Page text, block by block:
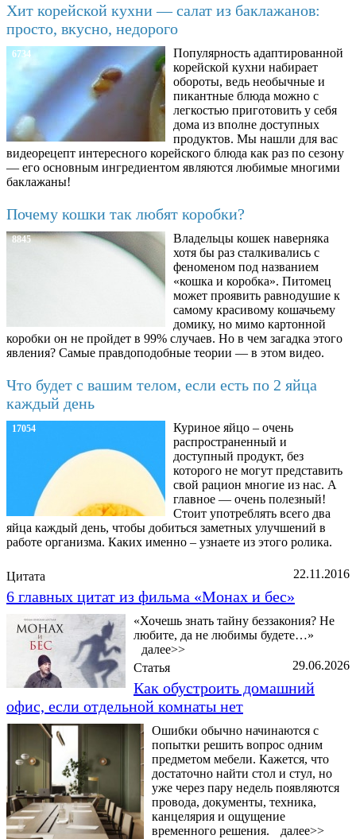
Хит корейской кухни — салат из баклажанов:
просто, вкусно, недорого
6734
Популярность адаптированной
корейской кухни набирает
обороты, ведь необычные и
пикантные блюда можно с
легкостью приготовить у себя
дома из вполне доступных
продуктов. Мы нашли для вас
видеорецепт интересного корейского блюда как раз по сезону
— его основным ингредиентом являются любимые многими
баклажаны!
Почему кошки так любят коробки?
8845
Владельцы кошек наверняка
хотя бы раз сталкивались с
феноменом под названием
«кошка и коробка». Питомец
может проявить равнодушие к
самому красивому кошачьему
домику, но мимо картонной
коробки он не пройдет в 99% случаев. Но в чем загадка этого
явления? Самые правдоподобные теории — в этом видео.
Что будет с вашим телом, если есть по 2 яйца
каждый день
17054
Куриное яйцо – очень
распространенный и
доступный продукт, без
которого не могут представить
свой рацион многие из нас. А
главное — очень полезный!
Стоит употреблять всего два
яйца каждый день, чтобы добиться заметных улучшений в
работе организма. Каких именно – узнаете из этого ролика.
22.11.2016
Цитата
6 главных цитат из фильма «Монах и бес»
«Хочешь знать тайну беззакония? Не
любите, да не любимы будете…»
далее>>
29.06.2026
Статья
Как обустроить домашний
офис, если отдельной комнаты нет
Ошибки обычно начинаются с
попытки решить вопрос одним
предметом мебели. Кажется, что
достаточно найти стол и стул, но
уже через пару недель появляются
провода, документы, техника,
канцелярия и ощущение
временного решения.
далее>>